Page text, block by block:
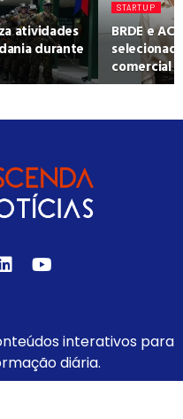
atividades
durante
STARTUP
BRDE e
comercial
interativos para
diária.